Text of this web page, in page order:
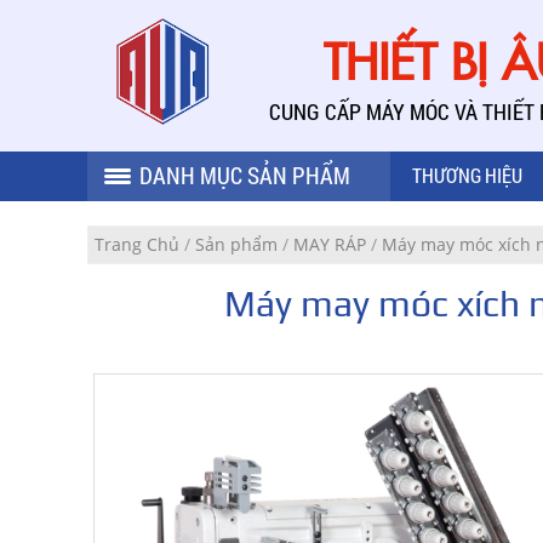
THIẾT BỊ
CUNG CẤP MÁY MÓC VÀ
DANH MỤC SẢN PHẨM THƯƠNG HIỆU
Trang Chủ / Sản phẩm / MAY RÁP / Máy may móc xích
Máy may móc xích